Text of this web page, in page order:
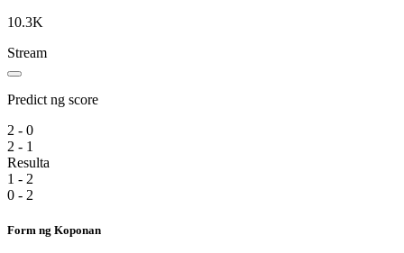
10.3K
Stream
Predict ng score
2 - 0
2 - 1
Resulta
1 - 2
0 - 2
Form ng Koponan